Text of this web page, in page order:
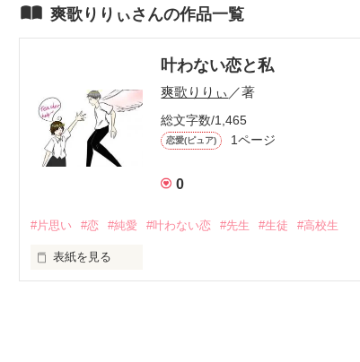
爽歌りりぃさんの作品一覧
叶わない恋と私
爽歌りりぃ ／著
総文字数/1,465
恋愛(ピュア) 1ページ
0
#片思い #恋 #純愛 #叶わない恋 #先生 #生徒 #高校生
表紙を見る